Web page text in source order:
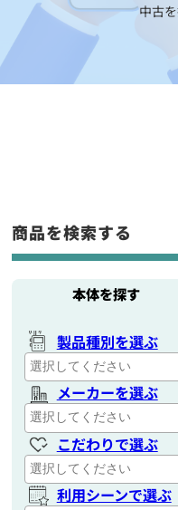
中古
商品を検索する
本体を探す
製品種別を選ぶ
メーカーを選ぶ
こだわりで選ぶ
利用シーンで選ぶ